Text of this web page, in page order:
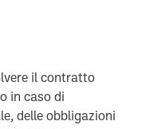
il contratto
in caso di
delle obbligazioni